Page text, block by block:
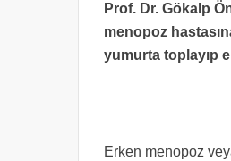
Prof. Dr. Gökalp
menopoz
yumurta toplayıp
Erken menopoz